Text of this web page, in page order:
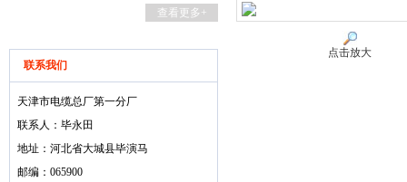
查看更多+
联系我们
天津市电缆总厂第一分厂
联系人：毕永田
地址：河北省大城县毕演马
邮编：065900
点击放大